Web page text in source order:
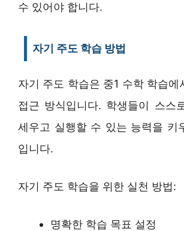
수 있어야 합니다.
자기 주도 학습 방법
자기 주도 학습은 중1 수학 학습에
접근 방식입니다. 학생들이 스스
세우고 실행할 수 있는 능력을 키
입니다.
자기 주도 학습을 위한 실천 방법:
명확한 학습 목표 설정